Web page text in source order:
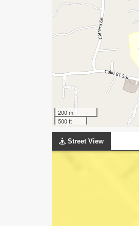
200 m
500 ft
Street View